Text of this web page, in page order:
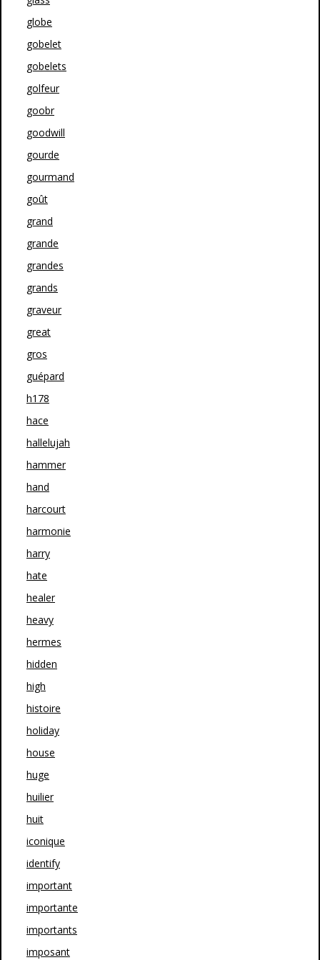
globe
gobelet
gobelets
golfeur
goobr
goodwill
gourde
gourmand
goût
grand
grande
grandes
grands
graveur
great
gros
guépard
h178
hace
hallelujah
hammer
hand
harcourt
harmonie
harry
hate
healer
heavy
hermes
hidden
high
histoire
holiday
house
huge
huilier
huit
iconique
identify
important
importante
importants
imposant